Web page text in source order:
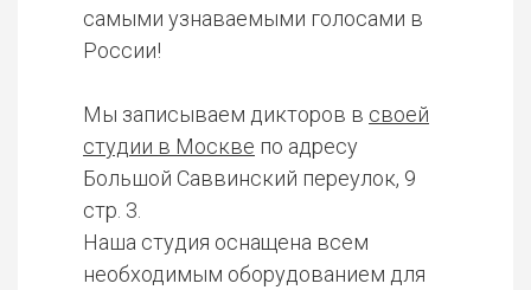
самыми узнаваемыми голосами в
России!
Мы записываем дикторов в своей
студии в Москве по адресу
Большой Саввинский переулок, 9
стр. 3.
Наша студия оснащена всем
необходимым оборудованием для